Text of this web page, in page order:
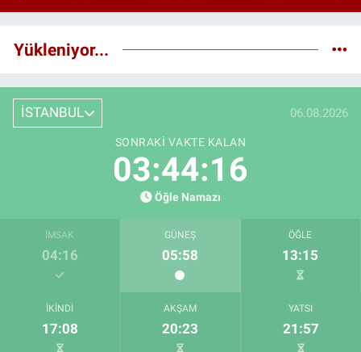
Yükleniyor...
İSTANBUL 06.08.2026
SONRAKI VAKTE KALAN
03:44:15
Öğle Namazı
İMSAK
04:16
GÜNEŞ
05:58
ÖĞLE
13:15
İKINDI
17:08
AKŞAM
20:23
YATSI
21:57